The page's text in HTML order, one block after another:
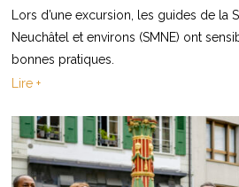
Lors d’une excursion, les guides de
Neuchâtel et environs (SMNE) ont
bonnes pratiques.
Lire +